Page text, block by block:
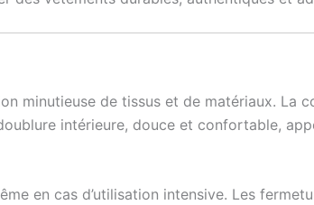
minutieuse de tissus et de matériaux. La
intérieure, douce et confortable,
en cas d’utilisation intensive. Les